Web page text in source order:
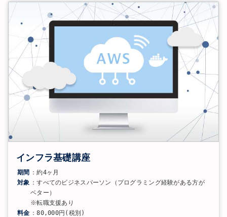
インフラ基礎講座
期間 ：約4ヶ月
対象 ：すべてのビジネスパーソン（プログラミング経験がある方が
ベター）
※転職支援あり
料金 ：80,000円(税別)